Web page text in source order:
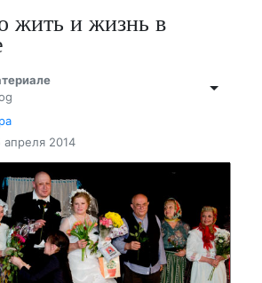
жить и жизнь в
2014